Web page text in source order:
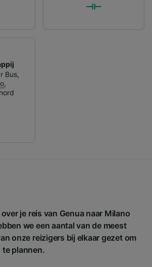
Bus,
,
je reis van Genua naar Milano
we een aantal van de meest
onze reizigers bij elkaar gezet om
te plannen.